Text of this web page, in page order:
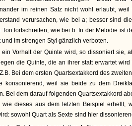
im reinen Satz nicht wohl erlaubt,
verursachen, wie bei a; besser sind
fortschreiten, wie bei b: In der Melodie ist
im strengen Styl gänzlich verboten.
Vorhalt der Quinte wird, so dissoniert sie,
die Quinte, die an ihrer statt erwartet
Bei dem ersten Quartsextakkord des
konsonierend, weil sie beide zu dem
Bei dem darauf folgenden Quartsextakkord
wie dieses aus dem letzten Beispiel erhellt,
sowohl Quart als Sexte sind hier